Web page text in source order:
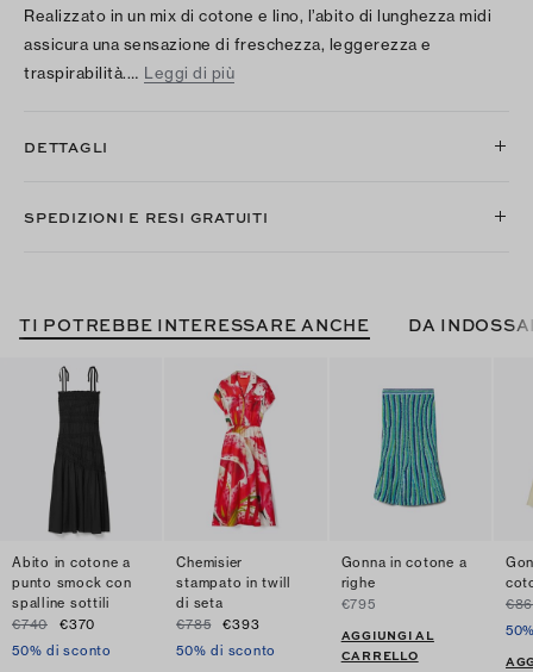
Realizzato in un mix di cotone e lino, l’abito di lunghezza midi
assicura una sensazione di freschezza, leggerezza e
traspirabilità.… Leggi di più
DETTAGLI
SPEDIZIONI E RESI GRATUITI
TI POTREBBE INTERESSARE ANCHE DA
Abito in cotone a
punto smock con
spalline sottili
€740
€370
50% di sconto
Chemisier
stampato in twill
di seta
€785
€393
50% di sconto
Gonna in cotone a
righe
€795
AGGIUNGI AL
CARRELLO